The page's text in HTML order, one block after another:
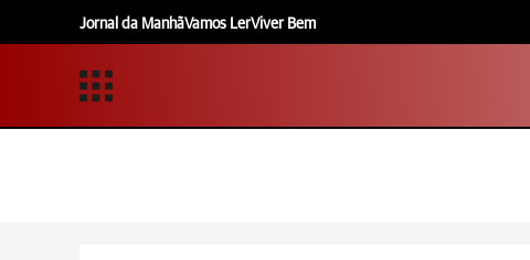
Jornal da ManhãVamos LerViver Bem